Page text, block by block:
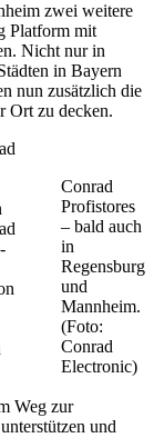
zwei weitere
Platform mit
Nicht nur in
in Bayern
nun zusätzlich die
Ort zu decken.
Conrad
Profistores
– bald auch
in
Regensburg
und
Mannheim.
(Foto:
Conrad
Electronic)
Weg zur
und